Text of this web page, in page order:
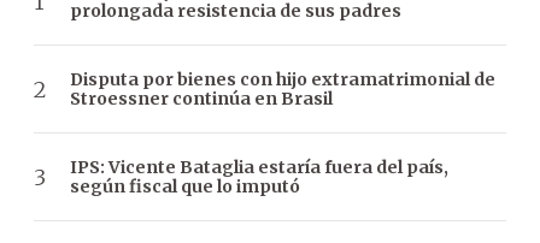
prolongada resistencia de sus padres
Disputa por bienes con hijo extramatrimonial de
Stroessner continúa en Brasil
IPS: Vicente Bataglia estaría fuera del país,
según fiscal que lo imputó